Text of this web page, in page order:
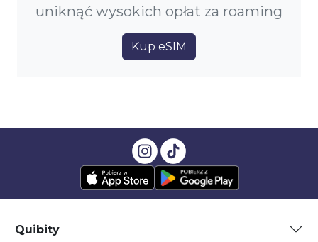
uniknąć wysokich opłat za roaming
Kup eSIM
Quibity